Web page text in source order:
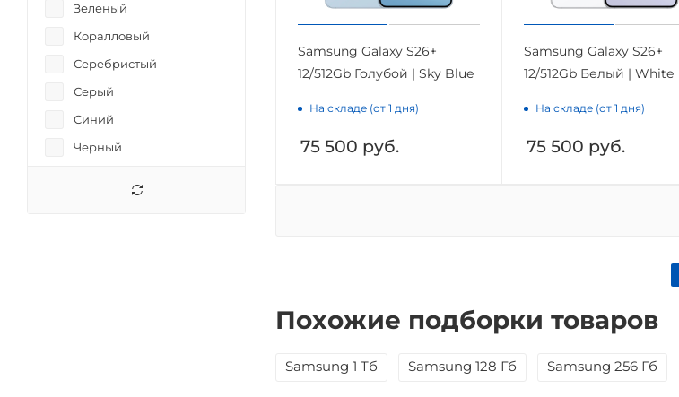
Samsung Galaxy S26+
12/512Gb Голубой | Sky Blue
На складе (от 1 дня)
75 500 руб.
Samsung Galaxy S26+
12/512Gb Белый | White
На складе (от 1 дня)
75 500 руб.
Похожие подборки товаров
Samsung 1 Тб Samsung 128 Гб Samsung 256 Гб
Зеленый
Коралловый
Серебристый
Серый
Синий
Черный